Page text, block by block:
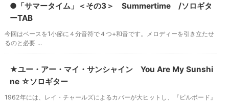
●「サマータイム」＜その3＞ Summertime /ソロギタ
ーTAB
今回はベースを1小節に４分音符で４つ+和音です。メロディーを引き立たせ
るのと必要 ...
★ユー・アー・マイ・サンシャイン You Are My Sunshi
ne ☆ソロギター
1962年には、レイ・チャールズによるカバーが大ヒットし、『ビルボード』